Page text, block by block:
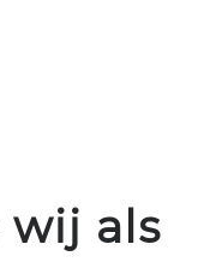
wij als